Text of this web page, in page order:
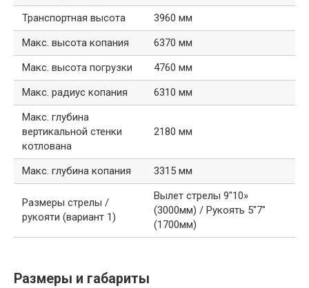
Транспортная высота
3960 мм
Макс. высота копания
6370 мм
Макс. высота погрузки
4760 мм
Макс. радиус копания
6310 мм
Макс. глубина
вертикальной стенки
котлована
2180 мм
Макс. глубина копания 3315 мм
Размеры стрелы /
рукояти (вариант 1)
Вылет стрелы 9″10»
(3000мм) / Рукоять 5″7″
(1700мм)
Размеры и габариты